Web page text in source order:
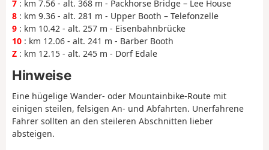
7 : km 7.56 - alt. 368 m - Packhorse Bridge – Lee House
8 : km 9.36 - alt. 281 m - Upper Booth – Telefonzelle
9 : km 10.42 - alt. 257 m - Eisenbahnbrücke
10 : km 12.06 - alt. 241 m - Barber Booth
Z : km 12.15 - alt. 245 m - Dorf Edale
Hinweise
Eine hügelige Wander- oder Mountainbike-Route mit
einigen steilen, felsigen An- und Abfahrten. Unerfahrene
Fahrer sollten an den steileren Abschnitten lieber
absteigen.